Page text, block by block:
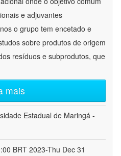
e adjuvantes
o grupo tem encetado e
sobre produtos de origem
resíduos e subprodutos, que
mais
Estadual de Maringá -
BRT 2023-Thu Dec 31